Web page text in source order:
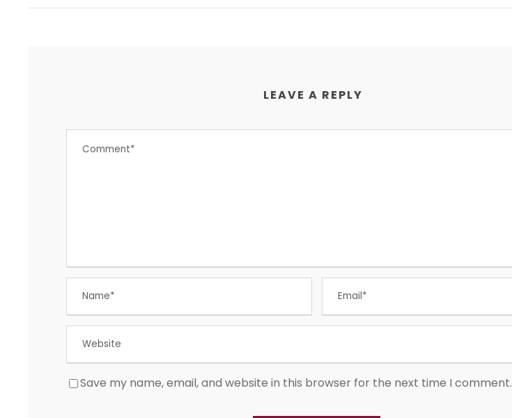
LEAVE A REPLY
Save my name, email, and website in this browser for the next time I comment.